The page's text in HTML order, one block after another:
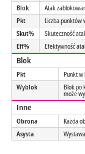
Blok
Atak
Pkt
Liczba punktów
Skut%
Skuteczność
Eff%
Efektywność
Blok
Pkt Punkt w
Wyblok
Blok po
może
Inne
Obrona
Każda
Asysta